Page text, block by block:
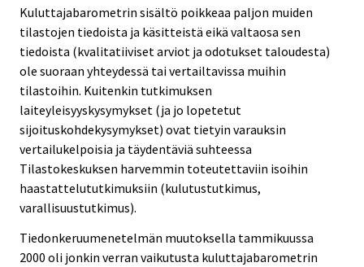
Kuluttajabarometrin sisältö poikkeaa paljon muiden
tilastojen tiedoista ja käsitteistä eikä valtaosa sen
tiedoista (kvalitatiiviset arviot ja odotukset taloudesta)
ole suoraan yhteydessä tai vertailtavissa muihin
tilastoihin. Kuitenkin tutkimuksen
laiteyleisyyskysymykset (ja jo lopetetut
sijoituskohdekysymykset) ovat tietyin varauksin
vertailukelpoisia ja täydentäviä suhteessa
Tilastokeskuksen harvemmin toteutettaviin isoihin
haastattelututkimuksiin (kulutustutkimus,
varallisuustutkimus).
Tiedonkeruumenetelmän muutoksella tammikuussa
2000 oli jonkin verran vaikutusta kuluttajabarometrin